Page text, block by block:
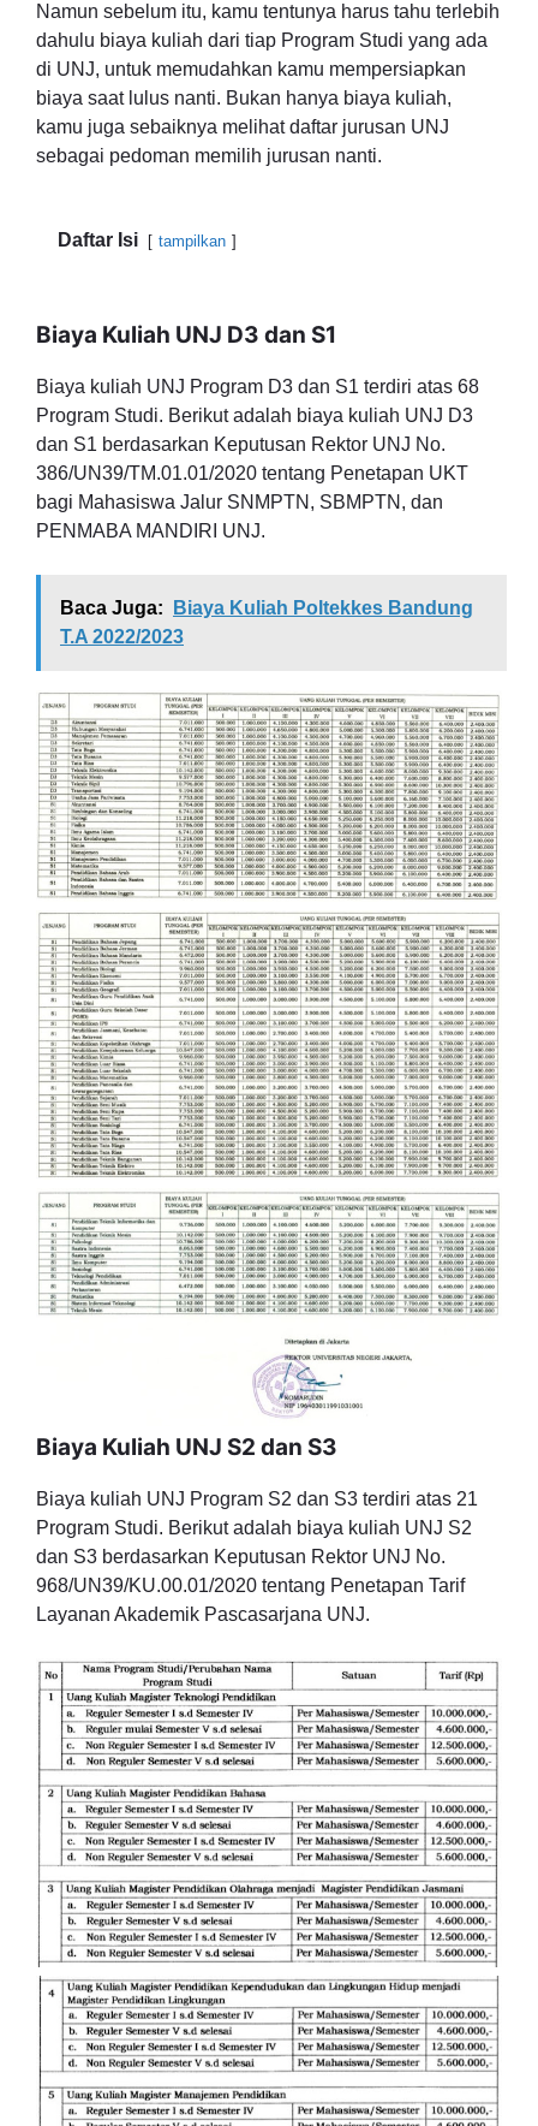
Namun sebelum itu, kamu tentunya harus tahu terlebih
dahulu biaya kuliah dari tiap Program Studi yang ada
di UNJ, untuk memudahkan kamu mempersiapkan
biaya saat lulus nanti. Bukan hanya biaya kuliah,
kamu juga sebaiknya melihat daftar jurusan UNJ
sebagai pedoman memilih jurusan nanti.
Daftar Isi tampilkan
Biaya Kuliah UNJ D3 dan S1
Biaya kuliah UNJ Program D3 dan S1 terdiri atas 68
Program Studi. Berikut adalah biaya kuliah UNJ D3
dan S1 berdasarkan Keputusan Rektor UNJ No.
386/UN39/TM.01.01/2020 tentang Penetapan UKT
bagi Mahasiswa Jalur SNMPTN, SBMPTN, dan
PENMABA MANDIRI UNJ.
Baca Juga:
Biaya Kuliah Poltekkes Bandung
T.A 2022/2023
Biaya Kuliah UNJ S2 dan S3
Biaya kuliah UNJ Program S2 dan S3 terdiri atas 21
Program Studi. Berikut adalah biaya kuliah UNJ S2
dan S3 berdasarkan Keputusan Rektor UNJ No.
968/UN39/KU.00.01/2020 tentang Penetapan Tarif
Layanan Akademik Pascasarjana UNJ.